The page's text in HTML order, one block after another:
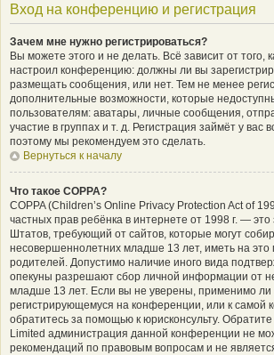
Вход на конференцию и регистрация
Зачем мне нужно регистрироваться?
Вы можете этого и не делать. Всё зависит от того,
настроил конференцию: должны ли вы
размещать сообщения, или нет. Тем не менее
дополнительные возможности, которые
пользователям: аватары, личные сообщения,
участие в группах и т. д. Регистрация займёт у вас
поэтому мы рекомендуем это сделать.
Вернуться к началу
Что такое COPPA?
COPPA (Children’s Online Privacy Protection Act of
частных прав ребёнка в интернете от 1998 г. —
Штатов, требующий от сайтов, которые могут
несовершеннолетних младше 13 лет, иметь на это
родителей. Допустимо наличие иного вида
опекуны разрешают сбор личной информации от
младше 13 лет. Если вы не уверены, применимо ли
регистрирующемуся на конференции, или к самой
обратитесь за помощью к юрисконсульту.
Limited администрация данной конференции не
рекомендаций по правовым вопросам и не